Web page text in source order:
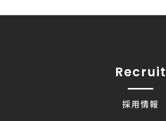
Recruit
採用情報